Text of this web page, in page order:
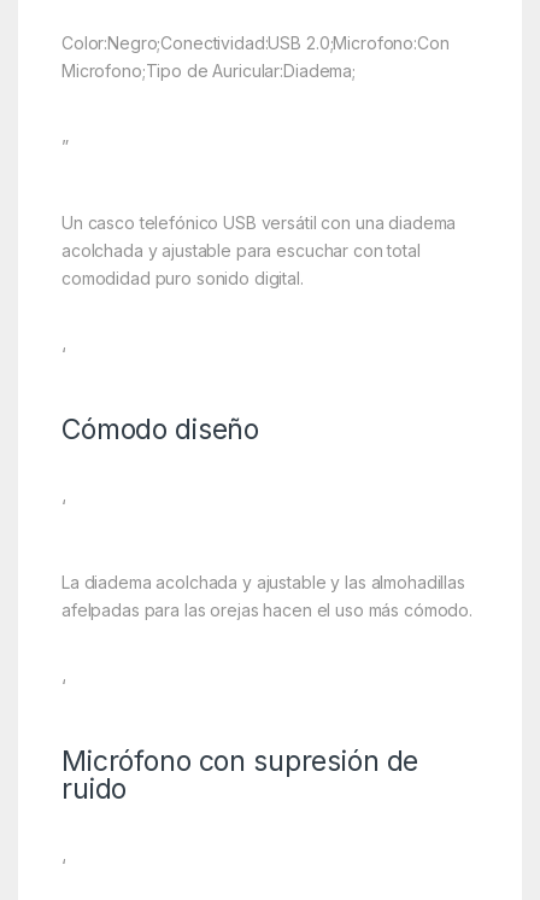
Color:Negro;Conectividad:USB 2.0;Microfono:Con
Microfono;Tipo de Auricular:Diadema;
”
Un casco telefónico USB versátil con una diadema
acolchada y ajustable para escuchar con total
comodidad puro sonido digital.
‘
Cómodo diseño
‘
La diadema acolchada y ajustable y las almohadillas
afelpadas para las orejas hacen el uso más cómodo.
‘
Micrófono con supresión de
ruido
‘